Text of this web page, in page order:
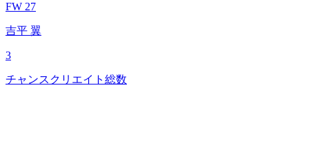
FW 27
吉平 翼
3
チャンスクリエイト総数